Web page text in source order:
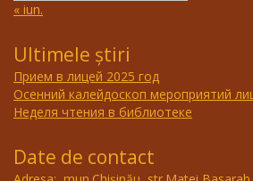
« iun.
Ultimele știri
Прием в лицей 2025 год
Осенний калейдоскоп мероприятий
Неделя чтения в библиотеке
Date de contact